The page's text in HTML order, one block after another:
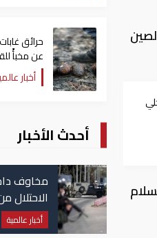
حرائق
عن مخبأً
الحربأخبار
أحدث الأخبار
مخاوف
للمليشيات
العراق
أخبار عالمية